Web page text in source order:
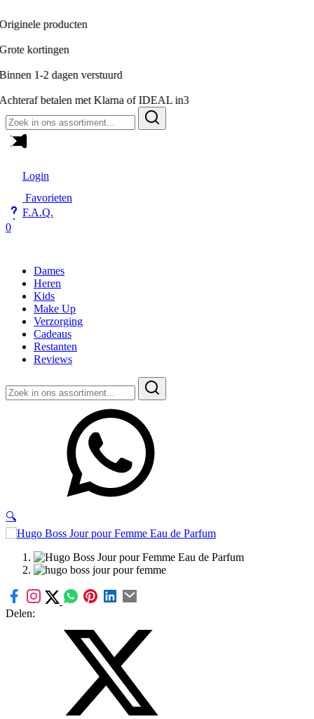
verstuurd
met Klarna of IDEAL in3
naar:
Login
Favorieten
F.A.Q.
0
Dames
Heren
Kids
Make Up
Verzorging
Cadeaus
Restanten
Reviews
naar:
🔍
Delen: